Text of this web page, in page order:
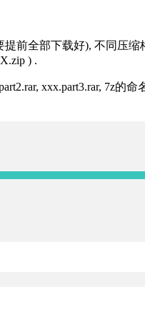
前全部下载好), 不同压
) .
xxx.part3.rar, 7z的命